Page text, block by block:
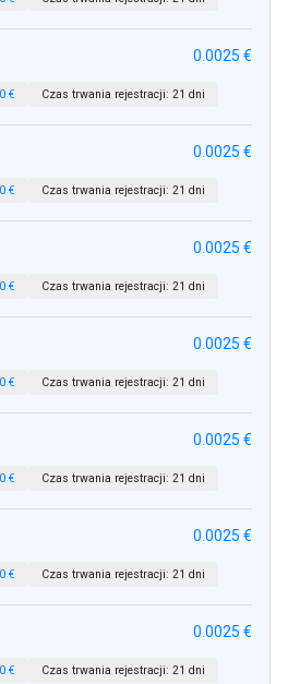
0.0025 €
€ Czas trwania rejestracji: 21 dni
0.0025 €
€ Czas trwania rejestracji: 21 dni
0.0025 €
€ Czas trwania rejestracji: 21 dni
0.0025 €
€ Czas trwania rejestracji: 21 dni
0.0025 €
€ Czas trwania rejestracji: 21 dni
0.0025 €
€ Czas trwania rejestracji: 21 dni
0.0025 €
€ Czas trwania rejestracji: 21 dni